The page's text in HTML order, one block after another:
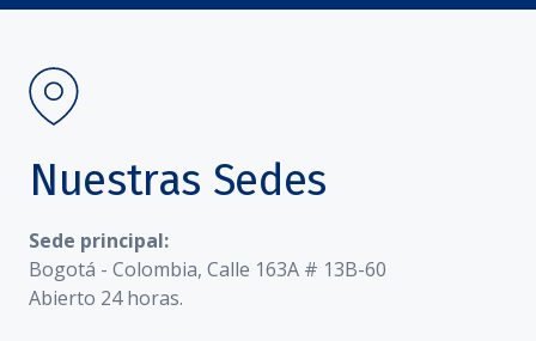
Nuestras Sedes
Sede principal:
Bogotá - Colombia, Calle 163A # 13B-60
Abierto 24 horas.